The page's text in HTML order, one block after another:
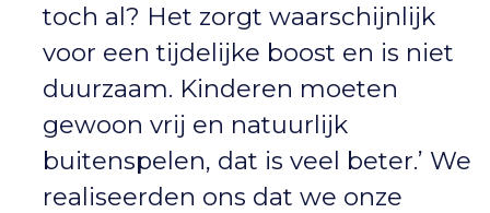
toch al? Het zorgt waarschijnlijk
voor een tijdelijke boost en is niet
duurzaam. Kinderen moeten
gewoon vrij en natuurlijk
buitenspelen, dat is veel beter.’ We
realiseerden ons dat we onze